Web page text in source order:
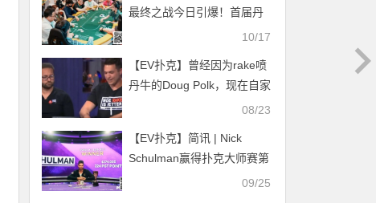
最终之战今日引爆！首届丹
霞杯主赛Day1共301人，77
荣分获C/D组CL
10/17
【EV扑克】曾经因为rake喷
丹牛的Doug Polk，现在自家
的扑克室被投诉rake太高08/23
【EV扑克】简讯 | Nick
Schulman赢得扑克大师赛第
7场比赛，收获系列赛最大单
09/25